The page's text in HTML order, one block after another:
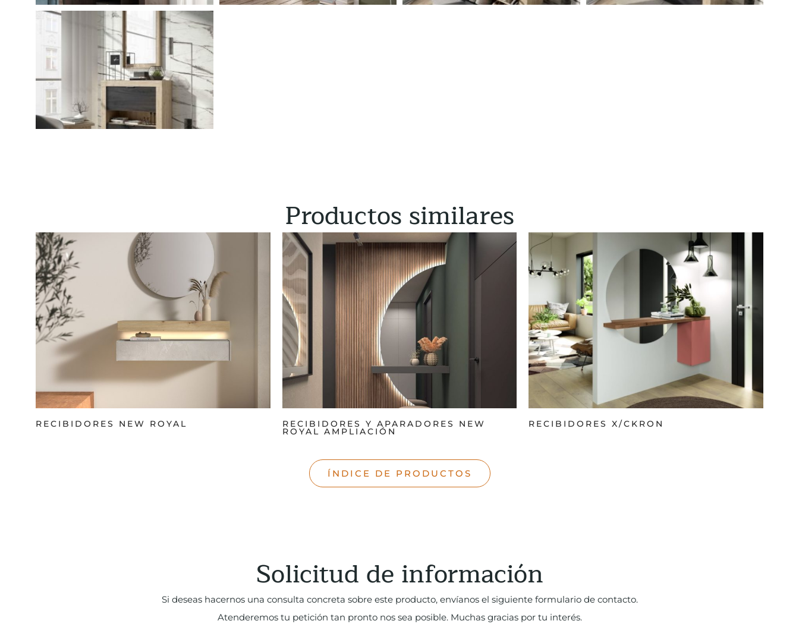
Productos similares
RECIBIDORES NEW ROYAL
RECIBIDORES Y APARADORES NEW
ROYAL AMPLIACIÓN
RECIBIDORES X/CKRON
ÍNDICE DE PRODUCTOS
Solicitud de información
Si deseas hacernos una consulta concreta sobre este producto, envíanos el siguiente formulario de contacto.
Atenderemos tu petición tan pronto nos sea posible. Muchas gracias por tu interés.